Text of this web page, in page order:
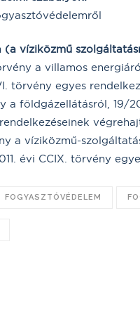
víziközmű
a villamos
törvény egyes
a földgázellátásról, 19/
a víziközmű-
évi CCIX. törvény
FOGYASZTÓVÉDELEM